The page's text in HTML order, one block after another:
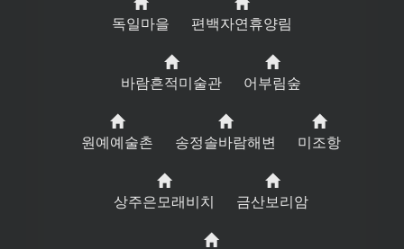
독일마을 편백자연휴양림
바람흔적미술관 어부림숲
원예예술촌 송정솔바람해변 미조항
상주은모래비치 금산보리암